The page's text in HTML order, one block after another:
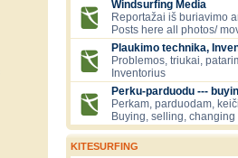
Windsurfing Media
Reportažai iš buriavimo
Posts here all photos/
Plaukimo technika,
Problemos, triukai,
Inventorius
Perku-parduodu ---
Perkam, parduodam,
Buying, selling,
KITESURFING